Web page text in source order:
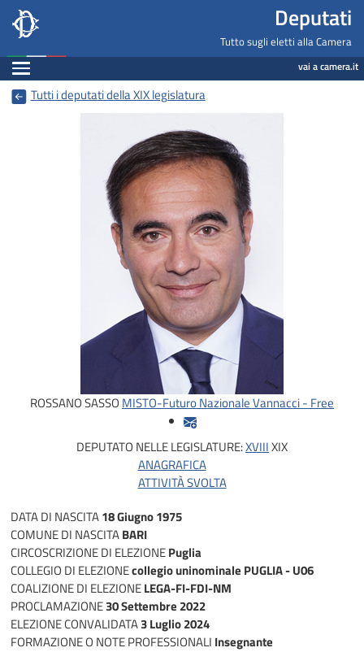
Deputati, Camera dei Deputati -
Salta al contenuto principale
Salta al menu di navigazione Deputati
Tutto sugli eletti alla Camera
Espandi vai a camera.it
Tutti i deputati della XIX legislatura
ROSSANO SASSO MISTO-Futuro Nazionale Vannacci - Free
DEPUTATO NELLE LEGISLATURE:XVIIIXIX
ANAGRAFICA
ATTIVITÀ SVOLTA
DATA DI NASCITA18 Giugno 1975
COMUNE DI NASCITABARI
CIRCOSCRIZIONE DI ELEZIONEPuglia
COLLEGIO DI ELEZIONEcollegio uninominale PUGLIA - U06
COALIZIONE DI ELEZIONELEGA-FI-FDI-NM
PROCLAMAZIONE30 Settembre 2022
ELEZIONE CONVALIDATA3 Luglio 2024
FORMAZIONE O NOTE PROFESSIONALI Insegnante
Navigazione pagine di servizio
Fine pagina
Salta al contenuto principale
Salta al menu di navigazione
Vai a inizio pagina